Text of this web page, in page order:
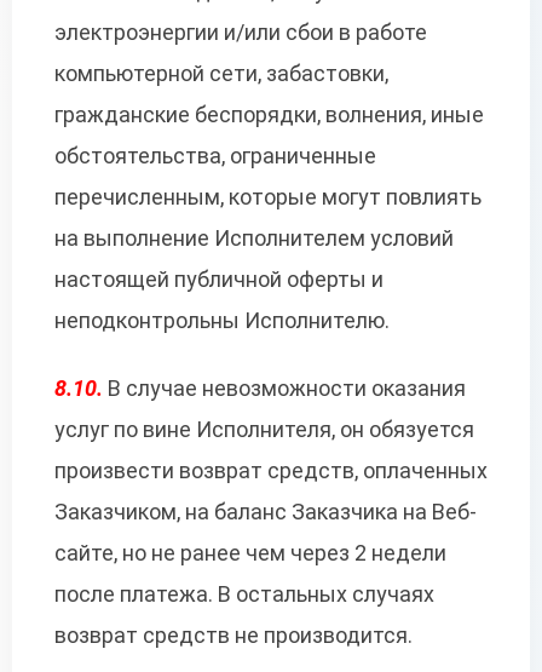
электроэнергии и/или сбои в работе
компьютерной сети, забастовки,
гражданские беспорядки, волнения, иные
обстоятельства, ограниченные
перечисленным, которые могут повлиять
на выполнение Исполнителем условий
настоящей публичной оферты и
неподконтрольны Исполнителю.
8.10. В случае невозможности оказания
услуг по вине Исполнителя, он обязуется
произвести возврат средств, оплаченных
Заказчиком, на баланс Заказчика на Веб-
сайте, но не ранее чем через 2 недели
после платежа. В остальных случаях
возврат средств не производится.